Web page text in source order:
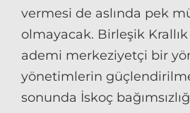
vermesi de aslında pek
olmayacak. Birleşik
ademi merkeziyetçi bir
yönetimlerin
sonunda İskoç